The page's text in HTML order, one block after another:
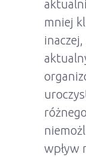
mniej
wpływ